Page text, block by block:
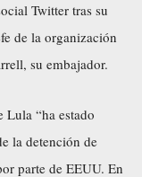
Twitter tras su
de la organización
su embajador.
“ha estado
la detención de
parte de EEUU. En